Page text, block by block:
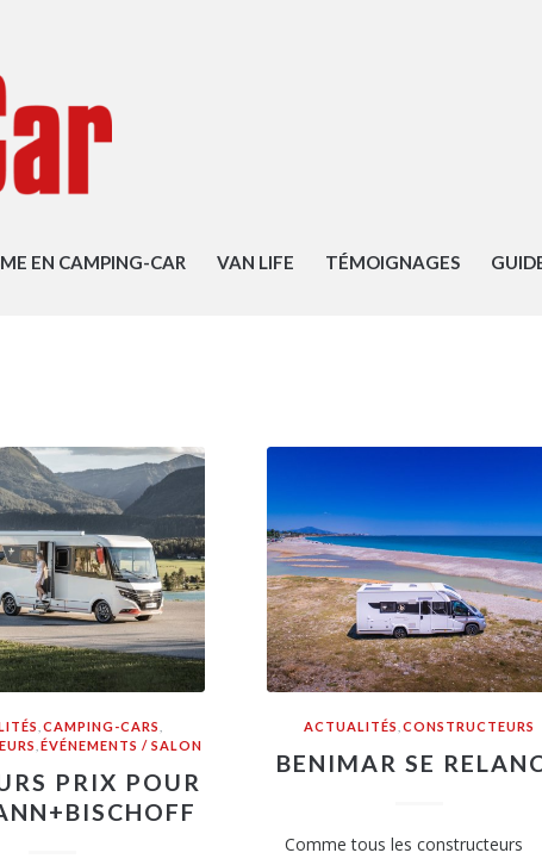
EN CAMPING-CAR VAN LIFE TÉMOIGNAGES
CAMPING-CARS
ÉVÉNEMENTS / SALON
PRIX POUR
ACTUALITÉS ,CONSTRUCTEURS
BENIMAR SE
Comme tous les constructeurs